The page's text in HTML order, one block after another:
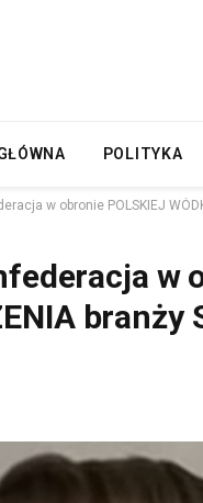
POLITYKA
w obronie POLSKIEJ
w
branży